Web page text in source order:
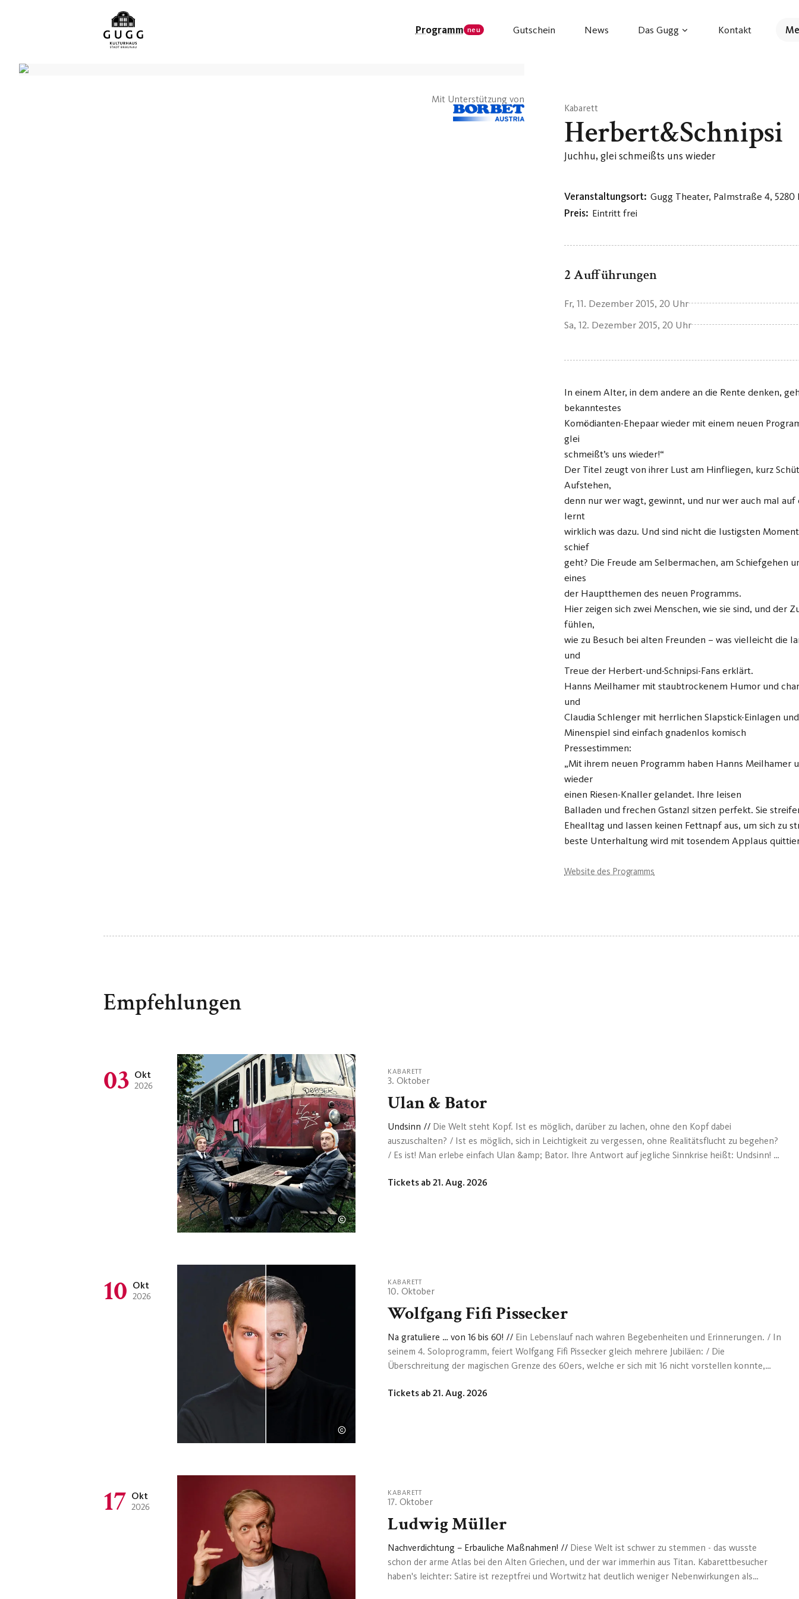
Programm neu Gutschein News Das Gugg Kontakt
Mit Unterstützung von
Kabarett
Herbert&Schnipsi
Juchhu, glei schmeißts uns wieder
Veranstaltungsort: Gugg Theater, Palmstraße 4, 5280
Preis: Eintritt frei
2 Aufführungen
Fr, 11. Dezember 2015, 20 Uhr
Sa, 12. Dezember 2015, 20 Uhr
In einem Alter, in dem andere an die Rente denken,
bekanntestes
Komödianten-Ehepaar wieder mit einem neuen
glei
schmeißt’s uns wieder!“
Der Titel zeugt von ihrer Lust am Hinfliegen, kurz
Aufstehen,
denn nur wer wagt, gewinnt, und nur wer auch mal auf
lernt
wirklich was dazu. Und sind nicht die lustigsten
schief
geht? Die Freude am Selbermachen, am Schiefgehen
eines
der Hauptthemen des neuen Programms.
Hier zeigen sich zwei Menschen, wie sie sind, und der
fühlen,
wie zu Besuch bei alten Freunden – was vielleicht die
und
Treue der Herbert-und-Schnipsi-Fans erklärt.
Hanns Meilhamer mit staubtrockenem Humor und
und
Claudia Schlenger mit herrlichen Slapstick-Einlagen
Minenspiel sind einfach gnadenlos komisch
Pressestimmen:
„Mit ihrem neuen Programm haben Hanns Meilhamer
wieder
einen Riesen-Knaller gelandet. Ihre leisen
Balladen und frechen Gstanzl sitzen perfekt. Sie
Ehealltag und lassen keinen Fettnapf aus, um sich zu
beste Unterhaltung wird mit tosendem Applaus
Website des Programms
Empfehlungen
03 Okt
2026
KABARETT
3. Oktober
Ulan & Bator
Undsinn // Die Welt steht Kopf. Ist es möglich, darüber zu lachen, ohne den Kopf dabei
auszuschalten? / Ist es möglich, sich in Leichtigkeit zu vergessen, ohne Realitätsflucht zu begehen?
/ Es ist! Man erlebe einfach Ulan &amp; Bator. Ihre Antwort auf jegliche Sinnkrise heißt: Undsinn! /
beiden preisgekrönten Clowns unter den Intellektuellen, den Künstlern unter den Comedians, den
Tickets ab 21. Aug. 2026
10 Okt
2026
KABARETT
10. Oktober
Wolfgang Fifi Pissecker
Na gratuliere … von 16 bis 60! // Ein Lebenslauf nach wahren Begebenheiten und Erinnerungen. / In
seinem 4. Soloprogramm, feiert Wolfgang Fifi Pissecker gleich mehrere Jubiläen: / Die
Überschreitung der magischen Grenze des 60ers, welche er sich mit 16 nicht vorstellen konnte,
Davon alleine mehr als 40 Jahre mit der erfolgreichsten Kabarettgruppe Österreichs „Die
Tickets ab 21. Aug. 2026
17 Okt
2026
KABARETT
17. Oktober
Ludwig Müller
Nachverdichtung – Erbauliche Maßnahmen! // Diese Welt ist schwer zu stemmen - das wusste
schon der arme Atlas bei den Alten Griechen, und der war immerhin aus Titan. Kabarettbesucher
haben's leichter: Satire ist rezeptfrei und Wortwitz hat deutlich weniger Nebenwirkungen als